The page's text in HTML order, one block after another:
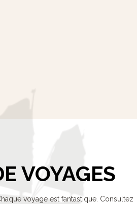
VOYAGES
voyage est fantastique. Consultez